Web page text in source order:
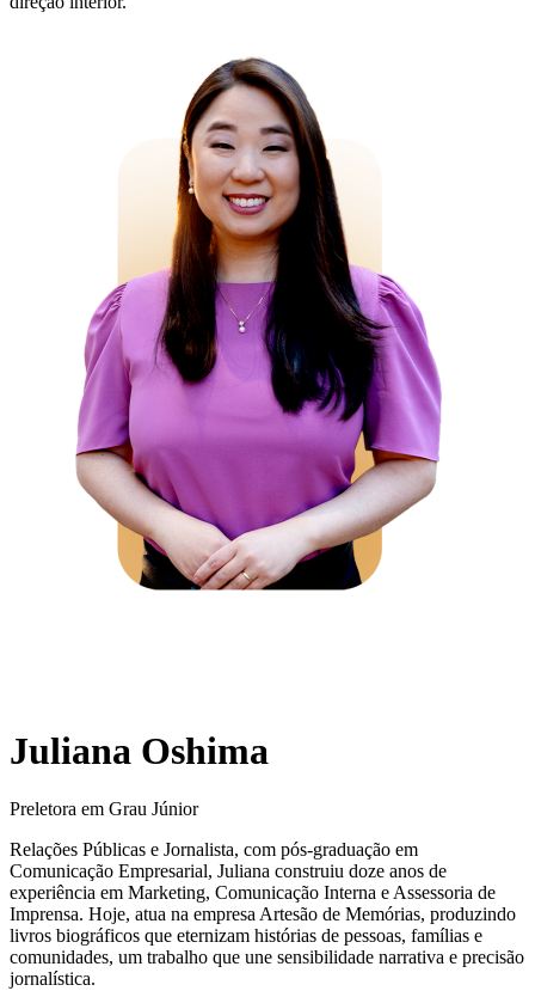
Juliana Oshima
Preletora em Grau Júnior
Relações Públicas e Jornalista, com pós-graduação em
Comunicação Empresarial, Juliana construiu doze anos de
experiência em Marketing, Comunicação Interna e Assessoria de
Imprensa. Hoje, atua na empresa Artesão de Memórias, produzindo
livros biográficos que eternizam histórias de pessoas, famílias e
comunidades, um trabalho que une sensibilidade narrativa e precisão
jornalística.